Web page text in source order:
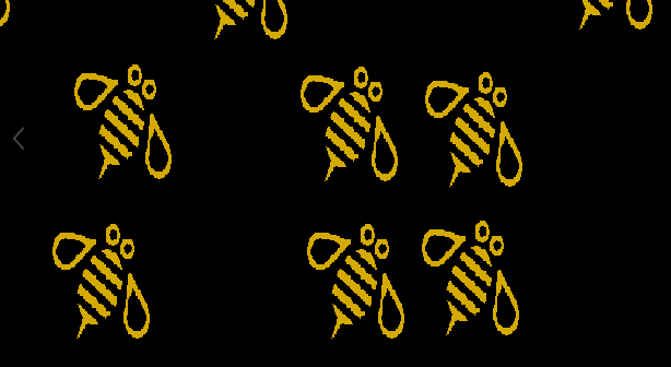
Galeti, Canele, Maturatoare
Site pentru Miere
Lumanari Inviere
Rame si Accesorii
Accesorii
Perforatoare, Ondulatoare,
Capsatoare
Rame Insarmate